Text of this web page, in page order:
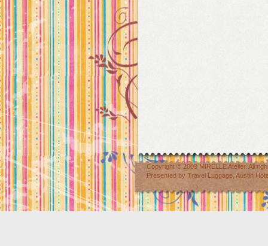
Copyright © 2009 MIRELLE Atelier. All
Presented by Travel Luggage Austin